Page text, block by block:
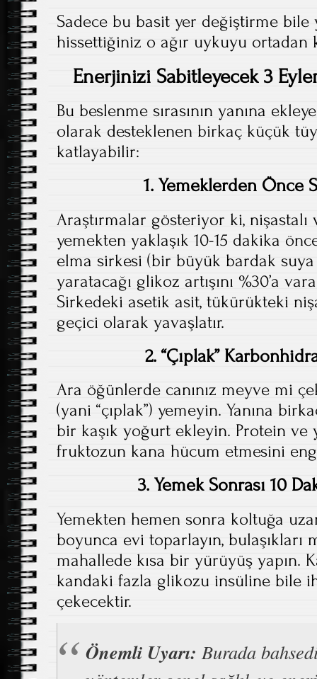
Sadece bu basit yer değiştirme bile
hissettiğiniz o ağır uykuyu ortadan
Enerjinizi Sabitleyecek 3
Bu beslenme sırasının yanına
olarak desteklenen birkaç küçük
katlayabilir:
1. Yemeklerden Önce
Araştırmalar gösteriyor ki,
yemekten yaklaşık 10-15 dakika
elma sirkesi (bir büyük bardak suya
yaratacağı glikoz artışını %30’a
Sirkedeki asetik asit, tükürükteki
geçici olarak yavaşlatır.
2. “Çıplak”
Ara öğünlerde canınız meyve mi
(yani “çıplak”) yemeyin. Yanına
bir kaşık yoğurt ekleyin. Protein ve
fruktozun kana hücum etmesini
3. Yemek Sonrası 10
Yemekten hemen sonra koltuğa
boyunca evi toparlayın, bulaşıkları
mahallede kısa bir yürüyüş yapın.
kandaki fazla glikozu insüline bile
çekecektir.
Önemli Uyarı: Burada